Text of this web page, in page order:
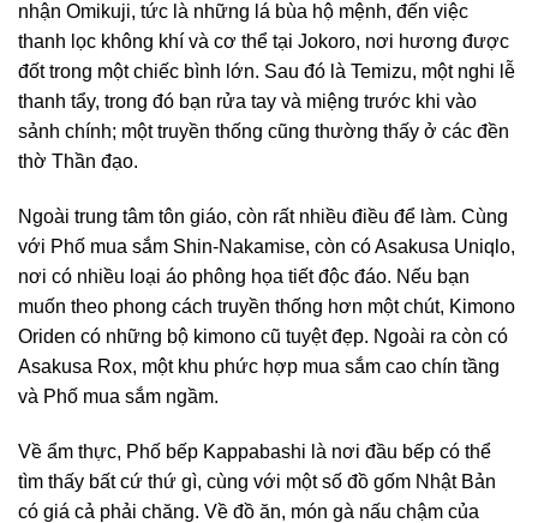
nhận Omikuji, tức là những lá bùa hộ mệnh, đến việc
thanh lọc không khí và cơ thể tại Jokoro, nơi hương được
đốt trong một chiếc bình lớn. Sau đó là Temizu, một nghi lễ
thanh tẩy, trong đó bạn rửa tay và miệng trước khi vào
sảnh chính; một truyền thống cũng thường thấy ở các đền
thờ Thần đạo.
Ngoài trung tâm tôn giáo, còn rất nhiều điều để làm. Cùng
với Phố mua sắm Shin-Nakamise, còn có Asakusa Uniqlo,
nơi có nhiều loại áo phông họa tiết độc đáo. Nếu bạn
muốn theo phong cách truyền thống hơn một chút, Kimono
Oriden có những bộ kimono cũ tuyệt đẹp. Ngoài ra còn có
Asakusa Rox, một khu phức hợp mua sắm cao chín tầng
và Phố mua sắm ngầm.
Về ẩm thực, Phố bếp Kappabashi là nơi đầu bếp có thể
tìm thấy bất cứ thứ gì, cùng với một số đồ gốm Nhật Bản
có giá cả phải chăng. Về đồ ăn, món gà nấu chậm của